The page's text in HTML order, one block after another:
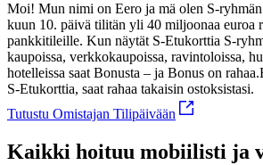
Moi! Mun nimi on Eero ja mä olen S-
kuun 10. päivä tilitän yli 40 miljoonaa euroa
pankkitileille. Kun näytät S-Etukorttia S-
kaupoissa, verkkokaupoissa, ravintoloissa,
hotelleissa saat Bonusta – ja Bonus on rahaa.
S-Etukorttia, saat rahaa takaisin ostoksistasi.
Tutustu Omistajan Tilipäivään
Kaikki hoituu mobiilisti ja